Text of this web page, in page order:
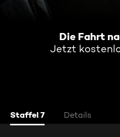
Die Fahrt
Jetzt
Staffel 7 Details